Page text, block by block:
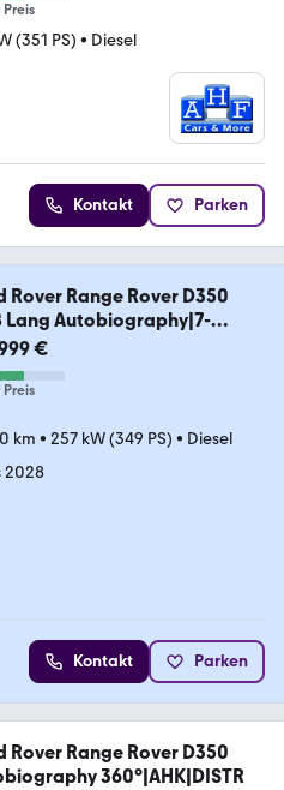
Preis
(351 PS) • Diesel
Kontakt Parken
Rover Range Rover D350
Lang Autobiography|7-
€
Preis
km • 257 kW (349 PS) • Diesel
2028
Kontakt Parken
Rover Range Rover D350
360°|AHK|DISTR